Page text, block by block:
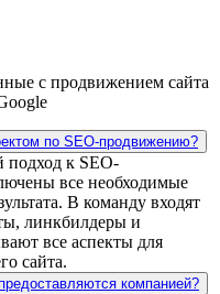
с продвижением сайта
по SEO-продвижению?
к SEO-
все необходимые
В команду входят
линкбилдеры и
все аспекты для
сайта.
компанией?